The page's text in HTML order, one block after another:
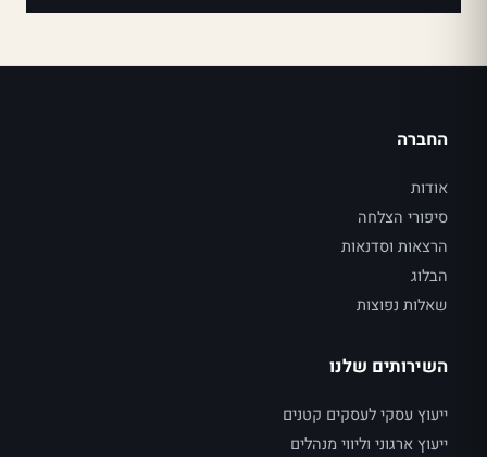
החברה
אודות
סיפורי הצלחה
הרצאות וסדנאות
הבלוג
שאלות נפוצות
השירותים שלנו
ייעוץ עסקי לעסקים קטנים
ייעוץ ארגוני וליווי מנהלים